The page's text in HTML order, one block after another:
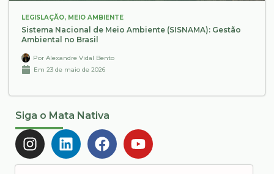
LEGISLAÇÃO, MEIO AMBIENTE
Sistema Nacional de Meio Ambiente (SISNAMA): Gestão
Ambiental no Brasil
Por Alexandre Vidal Bento
Em 23 de maio de 2026
Siga o Mata Nativa